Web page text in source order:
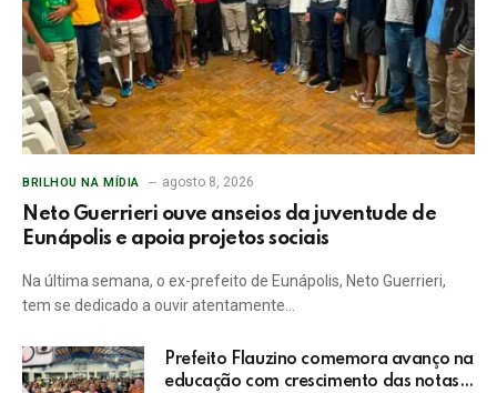
BRILHOU NA MÍDIA agosto 8, 2026
Neto Guerrieri ouve anseios da juventude de
Eunápolis e apoia projetos sociais
Na última semana, o ex-prefeito de Eunápolis, Neto Guerrieri,
tem se dedicado a ouvir atentamente…
Prefeito Flauzino comemora avanço na
educação com crescimento das notas